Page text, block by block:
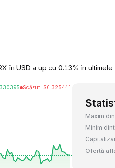
în USD a up cu 0.13% în
Scăzut: $0.325441
Maxim
Minim
Ofertă